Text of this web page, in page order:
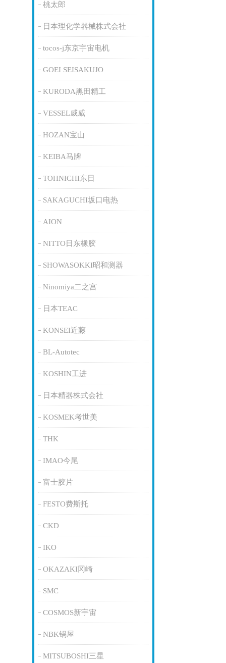
桃太郎
日本理化学器械株式会社
tocos-j东京宇宙电机
GOEI SEISAKUJO
KURODA黑田精工
VESSEL威威
HOZAN宝山
KEIBA马牌
TOHNICHI东日
SAKAGUCHI坂口电热
AION
NITTO日东橡胶
SHOWASOKKI昭和测器
Ninomiya二之宫
日本TEAC
KONSEI近藤
BL-Autotec
KOSHIN工进
日本精器株式会社
KOSMEK考世美
THK
IMAO今尾
富士胶片
FESTO费斯托
CKD
IKO
OKAZAKI冈崎
SMC
COSMOS新宇宙
NBK锅屋
MITSUBOSHI三星